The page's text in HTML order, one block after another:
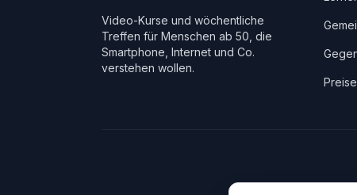
Video-Kurse und wöchentliche
Treffen für Menschen ab 50, die
Smartphone, Internet und Co.
verstehen wollen.
Preise